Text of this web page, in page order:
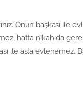
Onun başkası ile
hatta nikah da
ile asla evlenemez.